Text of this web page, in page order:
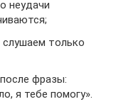
неудачи
только
фразы:
я тебе помогу».